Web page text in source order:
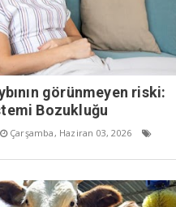
görünmeyen riski:
Bozukluğu
Çarşamba, Haziran 03, 2026